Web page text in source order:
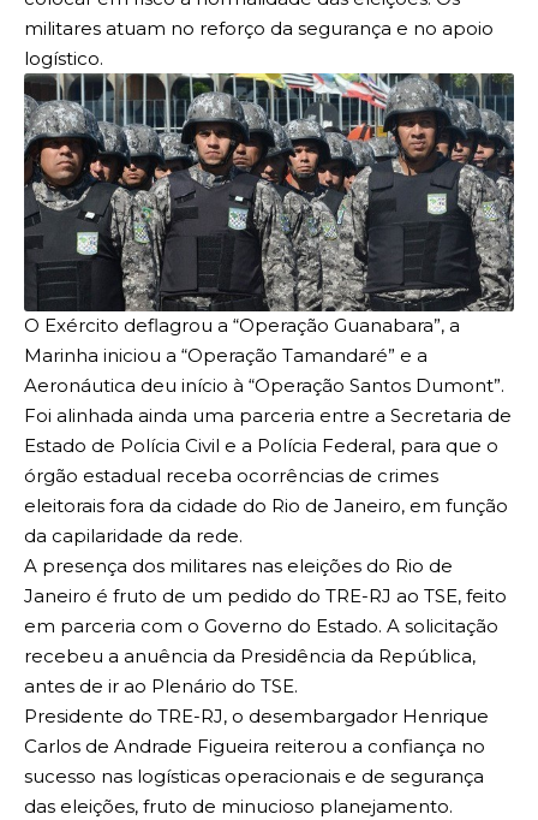
militares atuam no reforço da segurança e no apoio
logístico.
O Exército deflagrou a “Operação Guanabara”, a
Marinha iniciou a “Operação Tamandaré” e a
Aeronáutica deu início à “Operação Santos Dumont”.
Foi alinhada ainda uma parceria entre a Secretaria de
Estado de Polícia Civil e a Polícia Federal, para que o
órgão estadual receba ocorrências de crimes
eleitorais fora da cidade do Rio de Janeiro, em função
da capilaridade da rede.
A presença dos militares nas eleições do Rio de
Janeiro é fruto de um pedido do TRE-RJ ao TSE, feito
em parceria com o Governo do Estado. A solicitação
recebeu a anuência da Presidência da República,
antes de ir ao Plenário do TSE.
Presidente do TRE-RJ, o desembargador Henrique
Carlos de Andrade Figueira reiterou a confiança no
sucesso nas logísticas operacionais e de segurança
das eleições, fruto de minucioso planejamento.